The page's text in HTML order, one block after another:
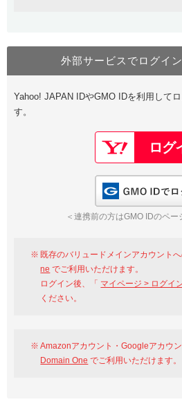
Value Domain One
Google
GMO ID
※AmazonはValue Domain
Value Domain Oneア
以下でも登録可
Google
GMO ID
外部サービスでログイ
Yahoo! JAPAN IDやGMO IDを利用して
す。
＜連携前の方はGMO IDのペー
既存のバリュードメインアカウント
ne でご利用いただけます。
ログイン後、「 マイページ > ログイ
ください。
Amazonアカウント・Googleアカウ
Domain One でご利用いただけます。